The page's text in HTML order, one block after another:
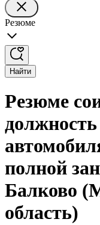
Резюме
Найти
Резюме
полной
Балково
область)